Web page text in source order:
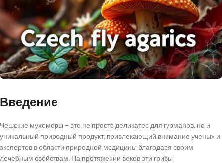
Введение
Чешские мухоморы – это не просто деликатес для гурманов, но и
уникальный природный продукт, привлекающий внимание ученых и
экспертов в области природной медицины благодаря своим
лечебным свойствам. На протяжении веков эти грибы